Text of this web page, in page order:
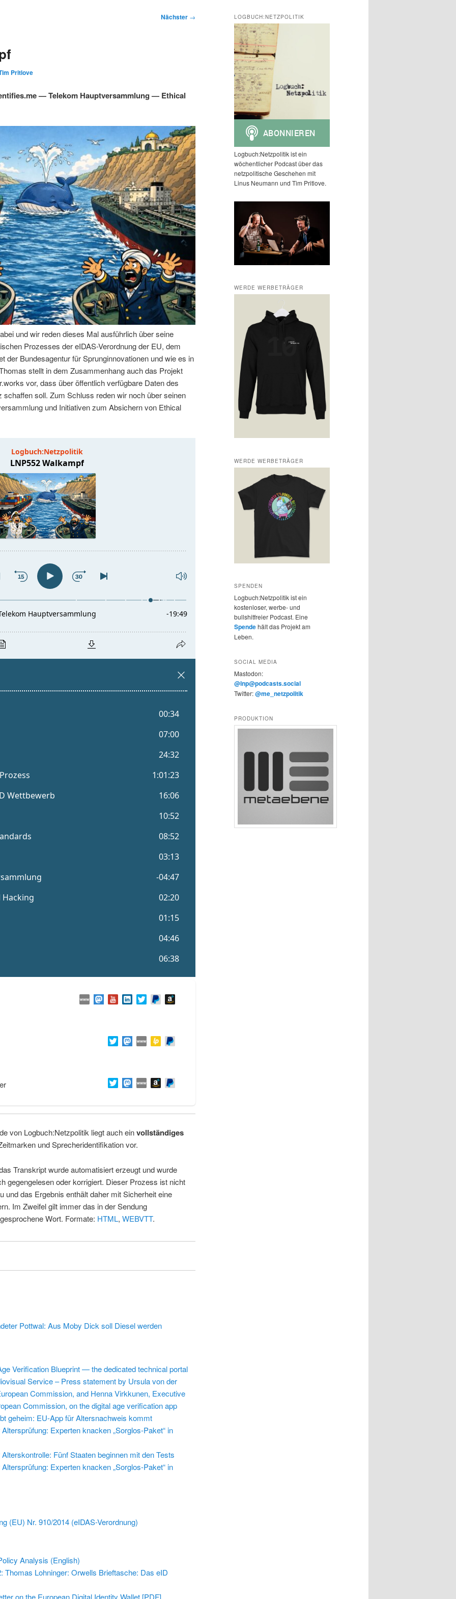
Nächster →
Pritlove
— Telekom Hauptversammlung — Ethical
und wir reden dieses Mal ausführlich über seine
Prozesses der eIDAS-Verordnung der EU, dem
der Bundesagentur für Sprunginnovationen und wie es in
stellt in dem Zusammenhang auch das Projekt
vor, dass über öffentlich verfügbare Daten des
soll. Zum Schluss reden wir noch über seinen
und Initiativen zum Absichern von Ethical
von Logbuch:Netzpolitik liegt auch einvollständiges
und Sprecheridentifikation vor.
Transkript wurde automatisiert erzeugt und wurde
gegengelesen oder korrigiert. Dieser Prozess ist nicht
und das Ergebnis enthält daher mit Sicherheit eine
Im Zweifel gilt immer das in der Sendung
Wort. Formate: HTML, WEBVTT.
Pottwal: Aus Moby Dick soll Diesel werden
Verification Blueprint — the dedicated technical portal
Service – Press statement by Ursula von der
Commission, and Henna Virkkunen, Executive
Commission, on the digital age verification app
geheim: EU-App für Altersnachweis kommt
Experten knacken „Sorglos-Paket“ in
Fünf Staaten beginnen mit den Tests
Experten knacken „Sorglos-Paket“ in
(EU) Nr. 910/2014 (eIDAS-Verordnung)
Analysis (English)
Thomas Lohninger: Orwells Brieftasche: Das eID
on the European Digital Identity Wallet [PDF]
LOGBUCH:NETZPOLITIK
Logbuch:Netzpolitik ist ein
wöchentlicher Podcast über das
netzpolitische Geschehen mit
Linus Neumann und Tim Pritlove.
WERDE WERBETRÄGER
WERDE WERBETRÄGER
SPENDEN
Logbuch:Netzpolitik ist ein
kostenloser, werbe- und
bullshitfreier Podcast. Eine
Spendehält das Projekt am
Leben.
SOCIAL MEDIA
Mastodon:
@lnp@podcasts.social
Twitter:@me_netzpolitik
PRODUKTION